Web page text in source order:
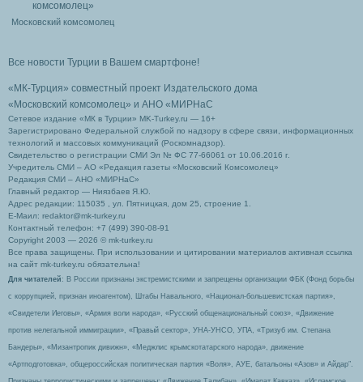
Московский комсомолец
Все новости Турции в Вашем смартфоне!
«МК-Турция» совместный проект Издательского дома
«Московский комсомолец» и АНО «МИРНаС
Сетевое издание «МК в Турции» MK-Turkey.ru — 16+
Зарегистрировано Федеральной службой по надзору в сфере связи, информационных
технологий и массовых коммуникаций (Роскомнадзор).
Свидетельство о регистрации СМИ Эл № ФС 77-66061 от 10.06.2016 г.
Учредитель СМИ – АО «Редакция газеты «Московский Комсомолец»
Редакция СМИ – АНО «МИРНаС»
Главный редактор — Ниязбаев Я.Ю.
Адрес редакции: 115035 , ул. Пятницкая, дом 25, строение 1.
Е-Маил: redaktor@mk-turkey.ru
Контактный телефон: +7 (499) 390-08-91
Copyright 2003 — 2026 © mk-turkey.ru
Все права защищены. При использовании и цитировании материалов активная ссылка
на сайт mk-turkey.ru обязательна!
Для читателей : В России признаны экстремистскими и запрещены организации ФБК (Фонд борьбы
с коррупцией, признан иноагентом), Штабы Навального, «Национал-большевистская партия»,
«Свидетели Иеговы», «Армия воли народа», «Русский общенациональный союз», «Движение
против нелегальной иммиграции», «Правый сектор», УНА-УНСО, УПА, «Тризуб им. Степана
Бандеры», «Мизантропик дивижн», «Меджлис крымскотатарского народа», движение
«Артподготовка», общероссийская политическая партия «Воля», АУЕ, батальоны «Азов» и Айдар″.